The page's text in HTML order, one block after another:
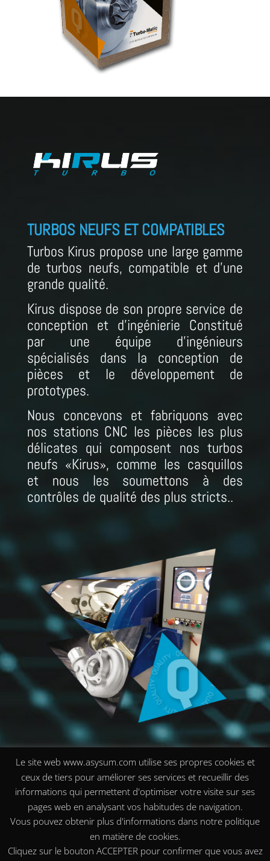
TURBOS NEUFS ET COMPATIBLES
Turbos Kirus propose une large gamme
de turbos neufs, compatible et d’une
grande qualité.
Kirus dispose de son propre service de
conception et d’ingénierie Constitué
par une équipe d’ingénieurs
spécialisés dans la conception de
pièces et le développement de
prototypes.
Nous concevons et fabriquons avec
nos stations CNC les pièces les plus
délicates qui composent nos turbos
neufs «Kirus», comme les casquillos
et nous les soumettons à des
contrôles de qualité des plus stricts..
Le site web www.asysum.com utilise ses propres cookies et
ceux de tiers pour améliorer ses services et recueillir des
informations qui permettent d'optimiser votre visite sur ses
pages web en analysant vos habitudes de navigation.
Vous pouvez obtenir plus d'informations dans notre politique
en matière de cookies.
Cliquez sur le bouton ACCEPTER pour confirmer que vous avez